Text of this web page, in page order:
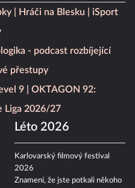
Hráči na Blesku
iSport
- podcast rozbíjející
přestupy
9
OKTAGON 92:
Liga 2026/27
Léto 2026
Karlovarský filmový festival
2026
Znamení, že jste potkali někoho